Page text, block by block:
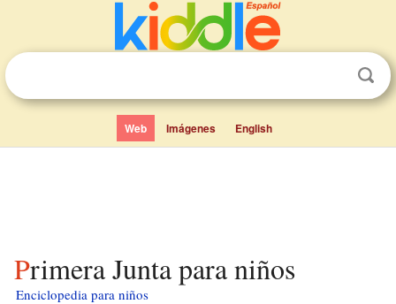
Web Imágenes English
Primera Junta para niños
Enciclopedia para niños